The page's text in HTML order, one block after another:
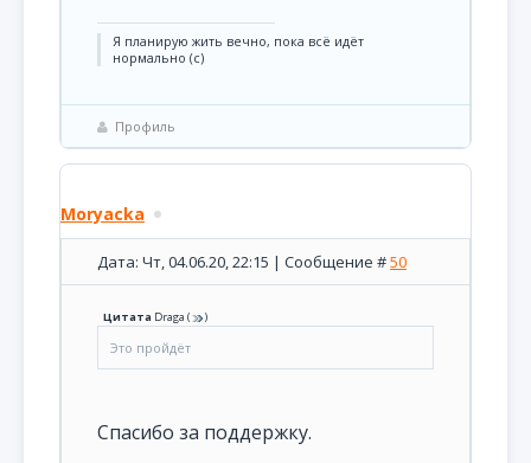
Я планирую жить вечно, пока всё идёт
нормально (с)
Профиль
Moryacka
Дата: Чт, 04.06.20, 22:15 | Сообщение #50
Цитата Draga ( )
Это пройдёт
Спасибо за поддержку.